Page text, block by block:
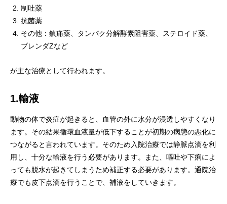
制吐薬
抗菌薬
その他：鎮痛薬、タンパク分解酵素阻害薬、ステロイド薬、
ブレンダZなど
が主な治療として行われます。
1.輸液
動物の体で炎症が起きると、血管の外に水分が浸透しやすくなり
ます。その結果循環血液量が低下することが初期の病態の悪化に
つながると言われています。そのため入院治療では静脈点滴を利
用し、十分な輸液を行う必要があります。また、嘔吐や下痢によ
っても脱水が起きてしまうため補正する必要があります。通院治
療でも皮下点滴を行うことで、補液をしていきます。